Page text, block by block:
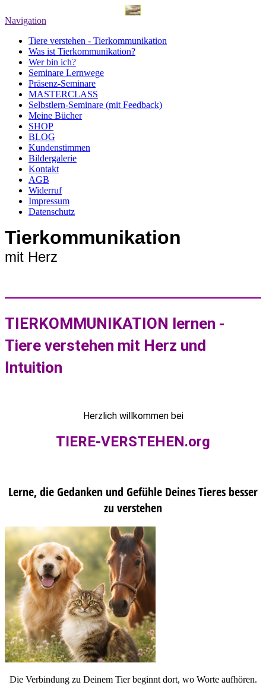
Navigation
Tiere verstehen - Tierkommunikation
Was ist Tierkommunikation?
Wer bin ich?
Seminare Lernwege
Präsenz-Seminare
MASTERCLASS
Selbstlern-Seminare (mit Feedback)
Meine Bücher
SHOP
BLOG
Kundenstimmen
Bildergalerie
Kontakt
AGB
Widerruf
Impressum
Datenschutz
Tierkommunikation
mit Herz
TIERKOMMUNIKATION lernen -
Tiere verstehen mit Herz und
Intuition
Herzlich willkommen bei
TIERE-VERSTEHEN.org
Lerne, die Gedanken und Gefühle Deines Tieres besser
zu verstehen
Die Verbindung zu Deinem Tier beginnt dort, wo Worte aufhören.